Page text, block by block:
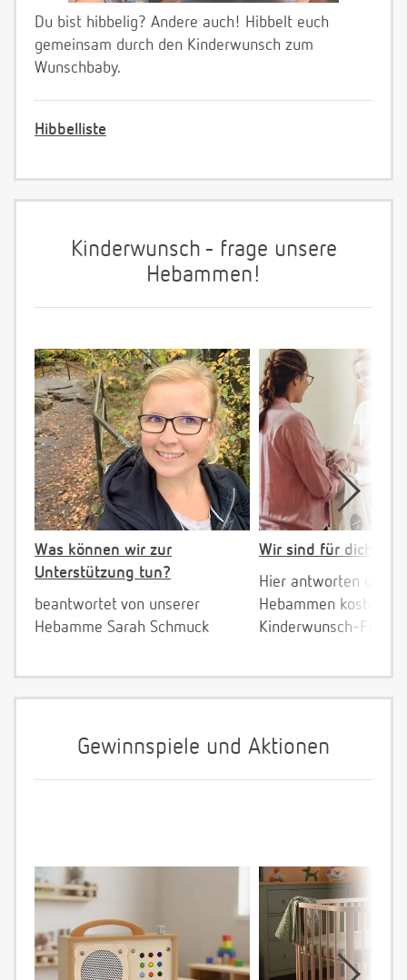
Du bist hibbelig? Andere auch! Hibbelt euch
gemeinsam durch den Kinderwunsch zum
Wunschbaby.
Hibbelliste
Kinderwunsch - frage unsere
Hebammen!
Was können wir zur
Unterstützung tun?
beantwortet von unserer
Hebamme Sarah Schmuck
Wir sind für dich da!
Hier antworten
Hebammen
Kinderwunsch-Fragen
Gewinnspiele und Aktionen